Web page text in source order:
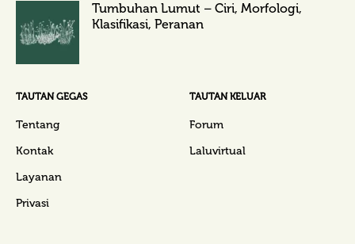
Tumbuhan Lumut – Ciri, Morfologi,
Klasifikasi, Peranan
TAUTAN GEGAS
Tentang
Kontak
Layanan
Privasi
TAUTAN KELUAR
Forum
Laluvirtual